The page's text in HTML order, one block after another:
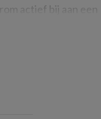
actief bij aan een